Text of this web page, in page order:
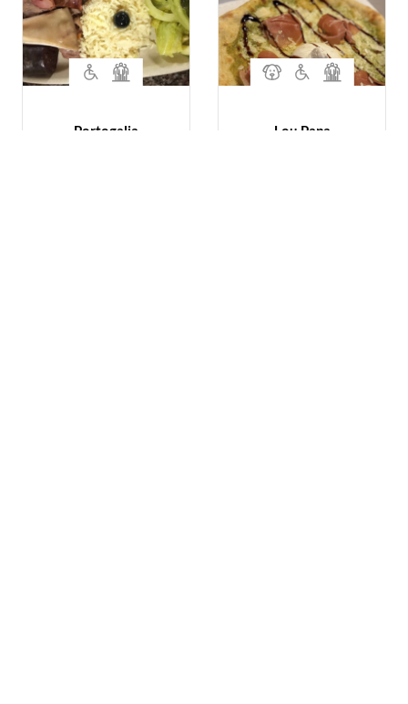
Portogalia Lou Papa